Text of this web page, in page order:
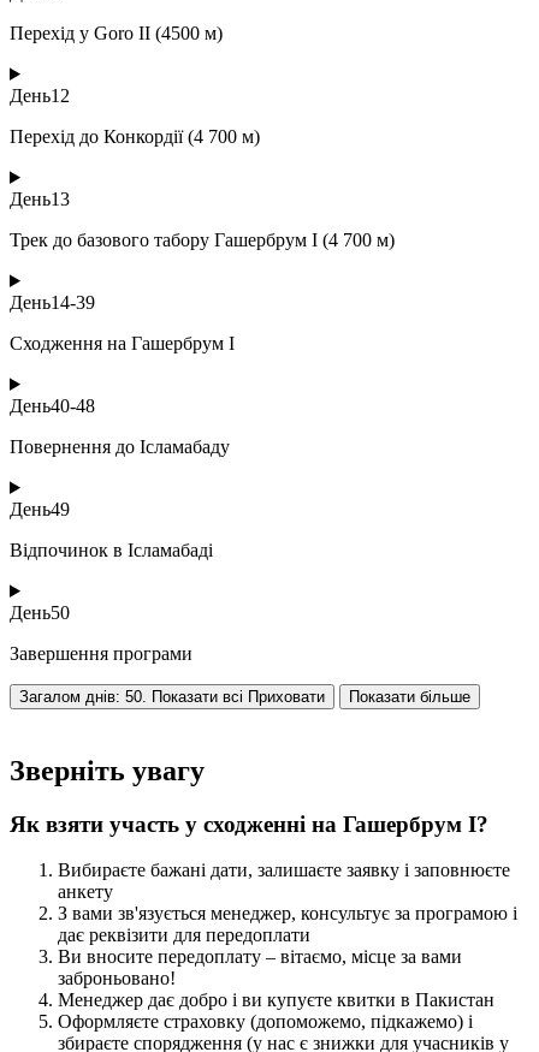
Перехід у Goro II (4500 м)
День12
Перехід до Конкордії (4 700 м)
День13
Трек до базового табору Гашербрум I (4 700 м)
День14-39
Сходження на Гашербрум I
День40-48
Повернення до Ісламабаду
День49
Відпочинок в Ісламабаді
День50
Завершення програми
Загалом днів: 50. Показати всі Приховати Показати більше
Зверніть увагу
Як взяти участь у сходженні на Гашербрум I?
Вибираєте бажані дати, залишаєте заявку і заповнюєте
анкету
З вами зв'язується менеджер, консультує за програмою і
дає реквізити для передоплати
Ви вносите передоплату – вітаємо, місце за вами
заброньовано!
Менеджер дає добро і ви купуєте квитки в Пакистан
Оформляєте страховку (допоможемо, підкажемо) і
збираєте спорядження (у нас є знижки для учасників у